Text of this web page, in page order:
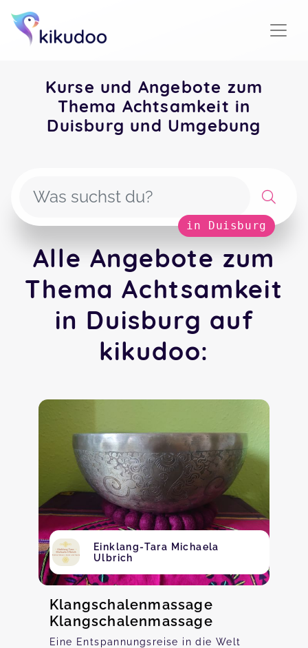
Kurse und Angebote zum
Thema Achtsamkeit in
Duisburg und Umgebung
in Duisburg
Alle Angebote zum
Thema Achtsamkeit
in Duisburg auf
kikudoo:
Einklang-Tara Michaela
Ulbrich
Klangschalenmassage
Klangschalenmassage
Eine Entspannungsreise in die Welt